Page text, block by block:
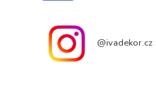
@ivadekor.cz